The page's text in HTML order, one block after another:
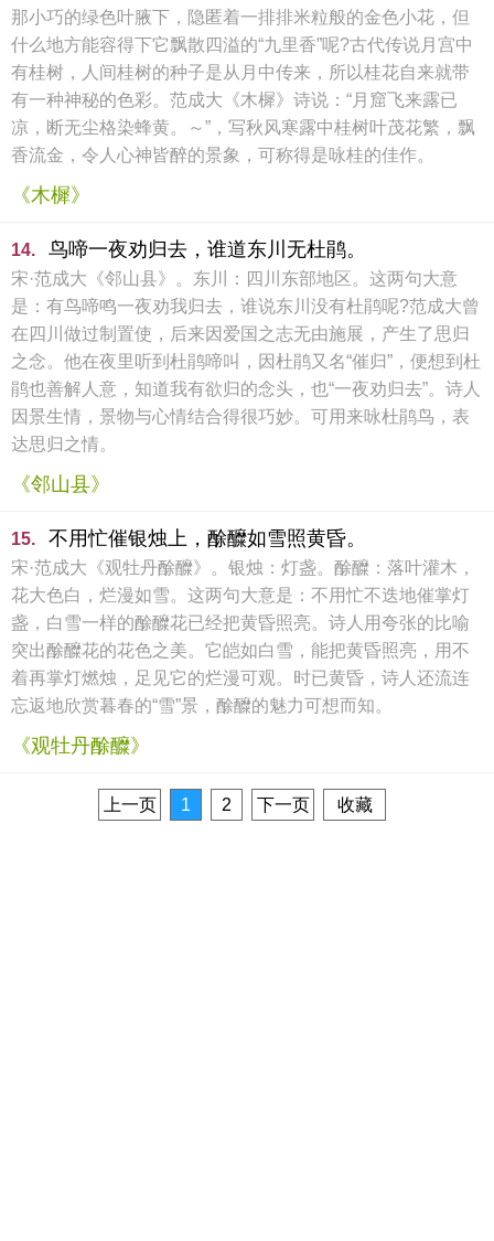
那小巧的绿色叶腋下，隐匿着一排排米粒般的金色小花，但
什么地方能容得下它飘散四溢的“九里香”呢?古代传说月宫中
有桂树，人间桂树的种子是从月中传来，所以桂花自来就带
有一种神秘的色彩。范成大《木樨》诗说：“月窟飞来露已
凉，断无尘格染蜂黄。～”，写秋风寒露中桂树叶茂花繁，飘
香流金，令人心神皆醉的景象，可称得是咏桂的佳作。
《木樨》
14. 鸟啼一夜劝归去，谁道东川无杜鹃。
宋·范成大《邻山县》。东川：四川东部地区。这两句大意
是：有鸟啼鸣一夜劝我归去，谁说东川没有杜鹃呢?范成大曾
在四川做过制置使，后来因爱国之志无由施展，产生了思归
之念。他在夜里听到杜鹃啼叫，因杜鹃又名“催归”，便想到杜
鹃也善解人意，知道我有欲归的念头，也“一夜劝归去”。诗人
因景生情，景物与心情结合得很巧妙。可用来咏杜鹃鸟，表
达思归之情。
《邻山县》
15. 不用忙催银烛上，酴醾如雪照黄昏。
宋·范成大《观牡丹酴醾》。银烛：灯盏。酴醾：落叶灌木，
花大色白，烂漫如雪。这两句大意是：不用忙不迭地催掌灯
盏，白雪一样的酴醾花已经把黄昏照亮。诗人用夸张的比喻
突出酴醾花的花色之美。它皑如白雪，能把黄昏照亮，用不
着再掌灯燃烛，足见它的烂漫可观。时已黄昏，诗人还流连
忘返地欣赏暮春的“雪”景，酴醾的魅力可想而知。
《观牡丹酴醾》
上一页 1 2 下一页 收藏